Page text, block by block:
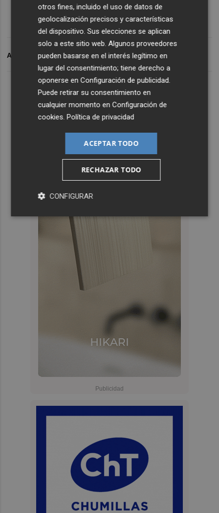
ARCHIVADO EN MOBILE
otros fines, incluido el uso de datos de
geolocalización precisos y características
del dispositivo. Sus elecciones se aplican
solo a este sitio web. Algunos proveedores
pueden basarse en el interés legítimo en
lugar del consentimiento; tiene derecho a
oponerse enConfiguración de publicidad.
Puede retirar su consentimiento en
cualquier momento enConfiguración de
cookies.Política de privacidad
ACEPTAR TODO
RECHAZAR TODO
CONFIGURAR